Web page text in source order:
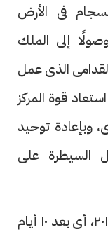
فى الأرض
إلى الملك
الذى عمل
قوة المركز
وبإعادة توحيد
السيطرة على
يؤكد هذا ما حدث فى الإثنين ١٣ مايو ٢٠١٩، أى بعد ١٠ أيام